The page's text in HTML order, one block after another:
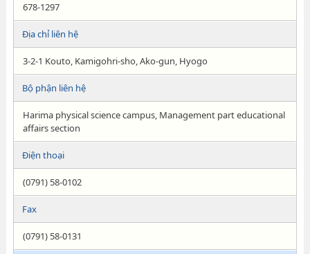
678-1297
Địa chỉ liên hệ
3-2-1 Kouto, Kamigohri-sho, Ako-gun, Hyogo
Bộ phận liên hệ
Harima physical science campus, Management part educational
affairs section
Điện thoại
(0791) 58-0102
Fax
(0791) 58-0131